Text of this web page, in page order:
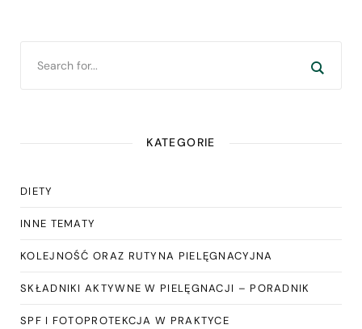
KATEGORIE
DIETY
INNE TEMATY
KOLEJNOŚĆ ORAZ RUTYNA PIELĘGNACYJNA
SKŁADNIKI AKTYWNE W PIELĘGNACJI – PORADNIK
SPF I FOTOPROTEKCJA W PRAKTYCE